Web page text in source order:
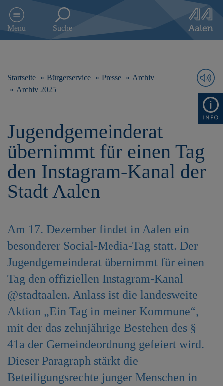
e
n
Menu Suche
Startseite Bürgerservice Presse
Archiv
Archiv 2025
Jugendgemeinderat
übernimmt für einen Tag
den Instagram-Kanal der
Stadt Aalen
Am 17. Dezember findet in Aalen ein
besonderer Social-Media-Tag statt. Der
Jugendgemeinderat übernimmt für einen
Tag den offiziellen Instagram-Kanal
@stadtaalen. Anlass ist die landesweite
Aktion „Ein Tag in meiner Kommune“,
mit der das zehnjährige Bestehen des §
41a der Gemeindeordnung gefeiert wird.
Dieser Paragraph stärkt die
Beteiligungsrechte junger Menschen in